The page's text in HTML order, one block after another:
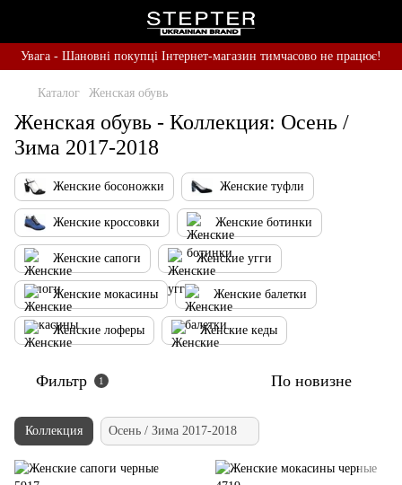
Увага - Шановні покупці Інтернет-магазин тимчасово не працює!
Каталог Женская обувь
Женская обувь - Коллекция: Осень /
Зима 2017-2018
Женские босоножки Женские туфли
Женские кроссовки Женские ботинки
Женские сапоги Женские угги
Женские мокасины Женские балетки
Женские лоферы Женские кеды
Фильтр 1 По новизне
Коллекция Осень / Зима 2017-2018